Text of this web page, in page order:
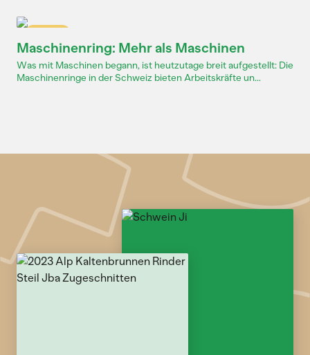
Maschinenring: Mehr als Maschinen
Was mit Maschinen begann, ist heutzutage breit aufgestellt: Die
Maschinenringe in der Schweiz bieten Arbeitskräfte un...